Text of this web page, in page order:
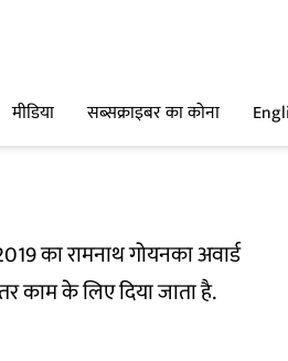
मीडिया सब्सक्राइबर का कोना
का रामनाथ गोयनका अवार्ड
काम के लिए दिया जाता है.